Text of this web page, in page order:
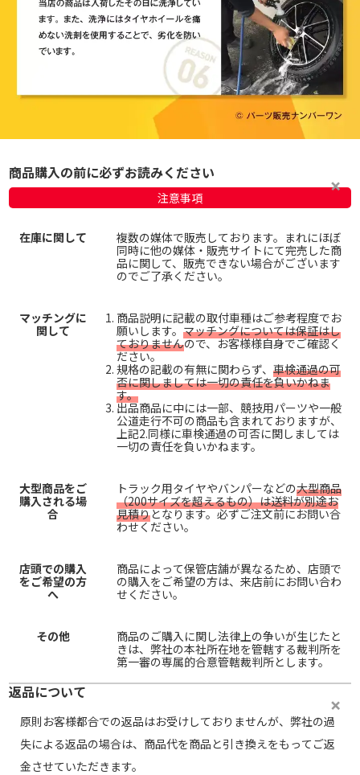
商品購入の前に必ずお読みください
注意事項
在庫に関して
複数の媒体で販売しております。まれにほぼ
同時に他の媒体・販売サイトにて完売した商
品に関して、販売できない場合がございます
のでご了承ください。
マッチングに
関して
商品説明に記載の取付車種はご参考程度でお
願いします。 マッチングについては保証はし
ておりませんので、お客様様自身でご確認く
ださい。
規格の記載の有無に関わらず、 車検通過の可
否に関しましては一切の責任を負いかねま
す。
出品商品に中には一部、競技用パーツや一般
公道走行不可の商品も含まれておりますが、
上記2.同様に車検通過の可否に関しましては
一切の責任を負いかねます。
大型商品をご
購入される場
合
トラック用タイヤやバンパーなどの大型商品
（200サイズを超えるもの）は送料が別途お
見積りとなります。必ずご注文前にお問い合
わせください。
店頭での購入
をご希望の方
へ
商品によって保管店舗が異なるため、店頭で
の購入をご希望の方は、来店前にお問い合わ
せください。
その他
商品のご購入に関し法律上の争いが生じたと
きは、弊社の本社所在地を管轄する裁判所を
第一審の専属的合意管轄裁判所とします。
返品について
原則お客様都合での返品はお受けしておりませんが、弊社の過
失による返品の場合は、商品代を商品と引き換えをもってご返
金させていただきます。